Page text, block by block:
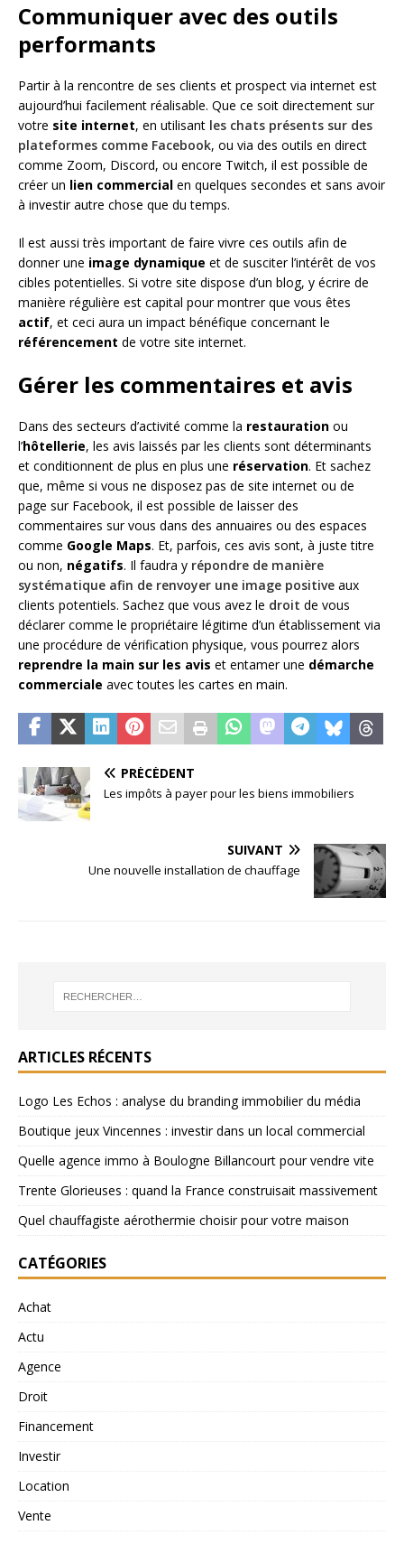
Communiquer avec des outils
performants
Partir à la rencontre de ses clients et prospect via internet est
aujourd’hui facilement réalisable. Que ce soit directement sur
votre site internet, en utilisant les chats présents sur des
plateformes comme Facebook, ou via des outils en direct
comme Zoom, Discord, ou encore Twitch, il est possible de
créer un lien commercial en quelques secondes et sans avoir
à investir autre chose que du temps.
Il est aussi très important de faire vivre ces outils afin de
donner une image dynamique et de susciter l’intérêt de vos
cibles potentielles. Si votre site dispose d’un blog, y écrire de
manière régulière est capital pour montrer que vous êtes
actif, et ceci aura un impact bénéfique concernant le
référencement de votre site internet.
Gérer les commentaires et avis
Dans des secteurs d’activité comme la restauration ou
l’hôtellerie, les avis laissés par les clients sont déterminants
et conditionnent de plus en plus une réservation. Et sachez
que, même si vous ne disposez pas de site internet ou de
page sur Facebook, il est possible de laisser des
commentaires sur vous dans des annuaires ou des espaces
comme Google Maps. Et, parfois, ces avis sont, à juste titre
ou non, négatifs. Il faudra y répondre de manière
systématique afin de renvoyer une image positive aux
clients potentiels. Sachez que vous avez le droit de vous
déclarer comme le propriétaire légitime d’un établissement via
une procédure de vérification physique, vous pourrez alors
reprendre la main sur les avis et entamer une démarche
commerciale avec toutes les cartes en main.
PRÉCÉDENT
Les impôts à payer pour les biens immobiliers
SUIVANT
Une nouvelle installation de chauffage
ARTICLES RÉCENTS
Logo Les Echos : analyse du branding immobilier du média
Boutique jeux Vincennes : investir dans un local commercial
Quelle agence immo à Boulogne Billancourt pour vendre vite
Trente Glorieuses : quand la France construisait massivement
Quel chauffagiste aérothermie choisir pour votre maison
CATÉGORIES
Achat
Actu
Agence
Droit
Financement
Investir
Location
Vente